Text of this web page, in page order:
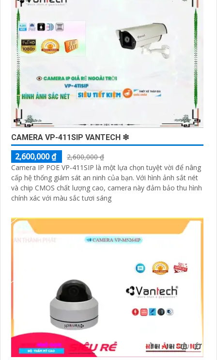
Điểm mạnh của Camera Vantech là chất lượng dịch vụ
tốt và hỗ trợ khách hàng chu đáo. Đội ngũ nhân viên kỹ
thuật chuyên nghiệp của Vantech sẽ giúp bạn lựa chọn
giải pháp camera phù hợp với nhu cầu và ngân sách
của bạn.
Nếu bạn đang tìm kiếm một giải pháp giám sát an ninh
tốt cho ngôi nhà hoặc doanh nghiệp của mình, Camera
Vantech Việt Nam là một lựa chọn hàng đầu mà bạn có
thể tin tưởng.
CAMERA VP-411SIP VANTECH ❇
2,600,000 ₫
2,600,000 ₫
Camera IP POE VP-411SIP là một lựa chọn tuyệt vời để nâng
cấp hệ thống giám sát an ninh của bạn. Với hình ảnh sắt nét
và chip CMOS chất lượng cao, camera này đảm bảo thu hình
chính xác với màu sắc tươi sáng